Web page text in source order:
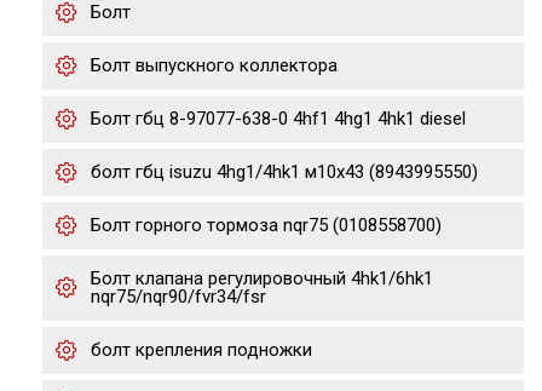
Болт
Болт выпускного коллектора
Болт гбц 8-97077-638-0 4hf1 4hg1 4hk1 diesel
болт гбц isuzu 4hg1/4hk1 м10х43 (8943995550)
Болт горного тормоза nqr75 (0108558700)
Болт клапана регулировочный 4hk1/6hk1
nqr75/nqr90/fvr34/fsr
болт крепления подножки